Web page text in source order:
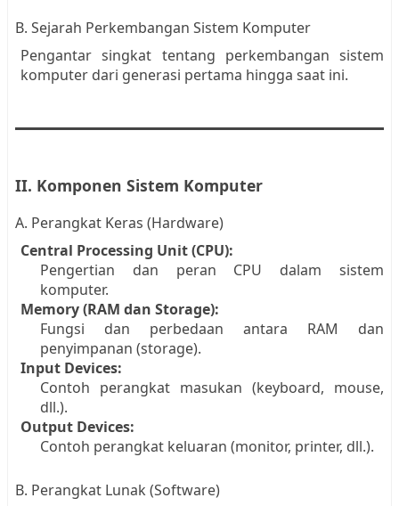
B. Sejarah Perkembangan Sistem Komputer
Pengantar singkat tentang perkembangan sistem
komputer dari generasi pertama hingga saat ini.
II. Komponen Sistem Komputer
A. Perangkat Keras (Hardware)
Central Processing Unit (CPU):
Pengertian dan peran CPU dalam sistem
komputer.
Memory (RAM dan Storage):
Fungsi dan perbedaan antara RAM dan
penyimpanan (storage).
Input Devices:
Contoh perangkat masukan (keyboard, mouse,
dll.).
Output Devices:
Contoh perangkat keluaran (monitor, printer, dll.).
B. Perangkat Lunak (Software)